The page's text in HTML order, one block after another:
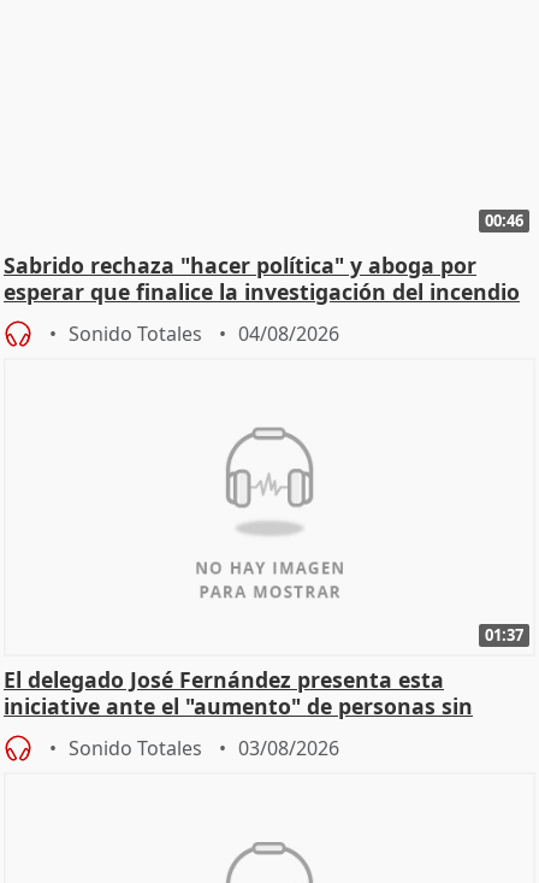
00:46
Sabrido rechaza "hacer política" y aboga por
esperar que finalice la investigación del incendio
Sonido Totales 04/08/2026
01:37
El delegado José Fernández presenta esta
iniciative ante el "aumento" de personas sin
hogar en Madri
Sonido Totales 03/08/2026